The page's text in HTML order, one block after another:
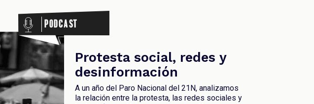
Podcast
Protesta social, redes y
desinformación
A un año del Paro Nacional del 21N, analizamos
la relación entre la protesta, las redes sociales y